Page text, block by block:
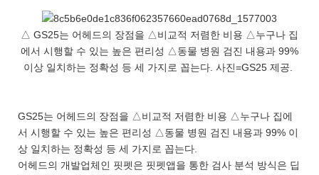
△ GS25는 어헤드의 장점을 △비교적 저렴한 비용 △누구나 집
에서 시행할 수 있는 높은 편리성 △동물 병원 검진 내용과 99%
이상 일치하는 정확성 등 세 가지로 꼽는다. 사진=GS25 제공.
GS25는 어헤드의 장점을 △비교적 저렴한 비용 △누구나 집에
서 시행할 수 있는 높은 편리성 △동물 병원 검진 내용과 99% 이
상 일치하는 정확성 등 세 가지로 꼽는다.
어헤드의 개발업체인 핏펫은 핏펫앱을 통한 검사 분석 방식은 딥